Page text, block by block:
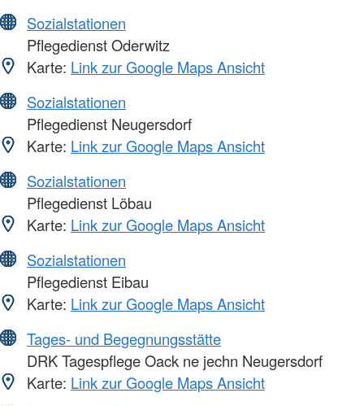
Sozialstationen
Pflegedienst Oderwitz
Karte: Link zur Google Maps Ansicht
Sozialstationen
Pflegedienst Neugersdorf
Karte: Link zur Google Maps Ansicht
Sozialstationen
Pflegedienst Löbau
Karte: Link zur Google Maps Ansicht
Sozialstationen
Pflegedienst Eibau
Karte: Link zur Google Maps Ansicht
Tages- und Begegnungsstätte
DRK Tagespflege Oack ne jechn Neugersdorf
Karte: Link zur Google Maps Ansicht